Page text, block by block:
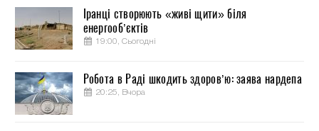
Іранці створюють «живі щити» біля
енергооб’єктів
19:00, Сьогодні
Робота в Раді шкодить здоров’ю: заява нардепа
20:25, Вчора